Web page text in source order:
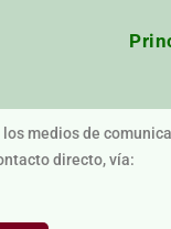
medios de
directo, vía: